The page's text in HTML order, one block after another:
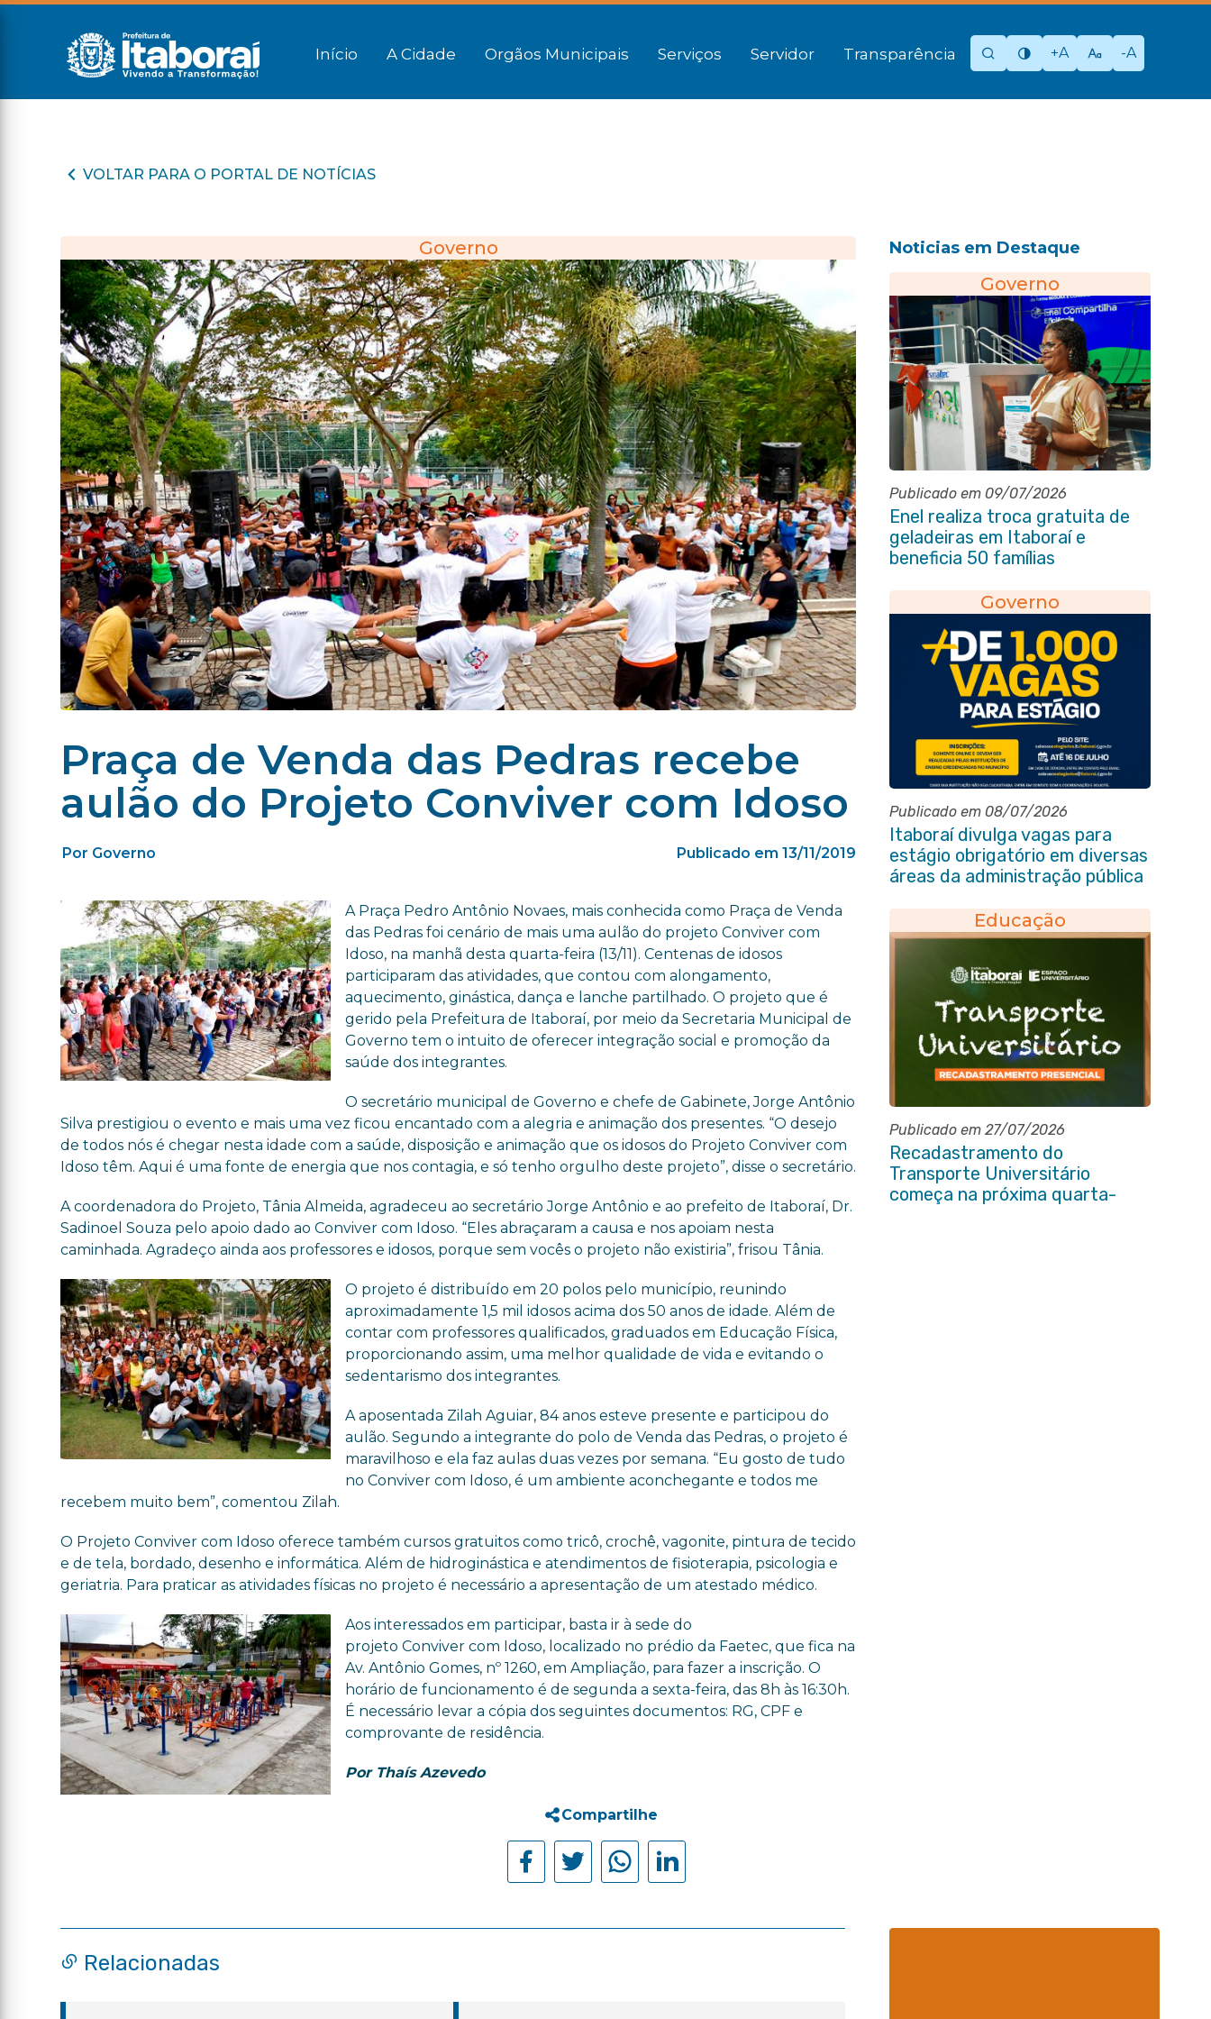
Início A Cidade Orgãos Municipais Serviços Servidor Transparência +A -A
VOLTAR PARA O PORTAL DE NOTÍCIAS
Governo
Praça de Venda das Pedras recebe
aulão do Projeto Conviver com Idoso
Por Governo Publicado em 13/11/2019
A Praça Pedro Antônio Novaes, mais conhecida como Praça de Venda
das Pedras foi cenário de mais uma aulão do projeto Conviver com
Idoso, na manhã desta quarta-feira (13/11). Centenas de idosos
participaram das atividades, que contou com alongamento,
aquecimento, ginástica, dança e lanche partilhado. O projeto que é
gerido pela Prefeitura de Itaboraí, por meio da Secretaria Municipal de
Governo tem o intuito de oferecer integração social e promoção da
saúde dos integrantes.
O secretário municipal de Governo e chefe de Gabinete, Jorge Antônio
Silva prestigiou o evento e mais uma vez ficou encantado com a alegria e animação dos presentes. “O desejo
de todos nós é chegar nesta idade com a saúde, disposição e animação que os idosos do Projeto Conviver com
Idoso têm. Aqui é uma fonte de energia que nos contagia, e só tenho orgulho deste projeto”, disse o secretário.
A coordenadora do Projeto, Tânia Almeida, agradeceu ao secretário Jorge Antônio e ao prefeito de Itaboraí, Dr.
Sadinoel Souza pelo apoio dado ao Conviver com Idoso. “Eles abraçaram a causa e nos apoiam nesta
caminhada. Agradeço ainda aos professores e idosos, porque sem vocês o projeto não existiria”, frisou Tânia.
O projeto é distribuído em 20 polos pelo município, reunindo
aproximadamente 1,5 mil idosos acima dos 50 anos de idade. Além de
contar com professores qualificados, graduados em Educação Física,
proporcionando assim, uma melhor qualidade de vida e evitando o
sedentarismo dos integrantes.
A aposentada Zilah Aguiar, 84 anos esteve presente e participou do
aulão. Segundo a integrante do polo de Venda das Pedras, o projeto é
maravilhoso e ela faz aulas duas vezes por semana. “Eu gosto de tudo
no Conviver com Idoso, é um ambiente aconchegante e todos me
recebem muito bem”, comentou Zilah.
O Projeto Conviver com Idoso oferece também cursos gratuitos como tricô, crochê, vagonite, pintura de tecido
e de tela, bordado, desenho e informática. Além de hidroginástica e atendimentos de fisioterapia, psicologia e
geriatria. Para praticar as atividades físicas no projeto é necessário a apresentação de um atestado médico.
Aos interessados em participar, basta ir à sede do
projeto Conviver com Idoso, localizado no prédio da Faetec, que fica na
Av. Antônio Gomes, nº 1260, em Ampliação, para fazer a inscrição. O
horário de funcionamento é de segunda a sexta-feira, das 8h às 16:30h.
É necessário levar a cópia dos seguintes documentos: RG, CPF e
comprovante de residência.
Por Thaís Azevedo
Compartilhe
Noticias em Destaque
Governo
Publicado em 09/07/2026
Enel realiza troca gratuita de
geladeiras em Itaboraí e
beneficia 50 famílias
Governo
Publicado em 08/07/2026
Itaboraí divulga vagas para
estágio obrigatório em diversas
áreas da administração pública
Educação
Publicado em 27/07/2026
Recadastramento do
Transporte Universitário
começa na próxima quarta-
Relacionadas